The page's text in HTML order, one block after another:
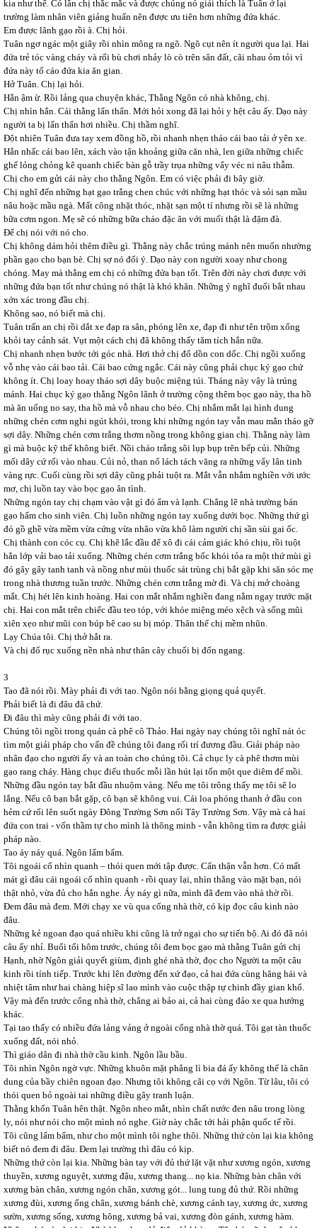
kia như thế. Có lần chị thắc mắc và được chúng nó giải thích là Tuân ở lại
trường làm nhân viên giảng huấn nên được ưu tiên hơn những đứa khác.
Em được lãnh gạo rồi à. Chị hỏi.
Tuân ngơ ngác một giây rồi nhìn mông ra ngõ. Ngõ cụt nên ít người qua lại. Hai
đứa trẻ tóc vàng cháy và rối bù chơi nhảy lò cò trên sân đất, cãi nhau ỏm tỏi vì
đứa này tố cáo đứa kia ăn gian.
Hở Tuân. Chị lại hỏi.
Hắn ậm ừ. Rồi lảng qua chuyện khác, Thằng Ngôn có nhà không, chị.
Chị nhìn hắn. Cái thằng lẩn thẩn. Mới hỏi xong đã lại hỏi y hệt câu ấy. Dạo này
người ta bị lẩn thẩn hơi nhiều. Chị thầm nghĩ.
Đột nhiên Tuân đưa tay xem đồng hồ, rồi nhanh nhẹn tháo cái bao tải ở yên xe.
Hắn nhấc cái bao lên, xách vào tận khoảng giữa căn nhà, len giữa những chiếc
ghế lỏng chỏng kê quanh chiếc bàn gỗ trầy trụa những vẩy véc ni nâu thẫm.
Chị cho em gửi cái này cho thằng Ngôn. Em có việc phải đi bây giờ.
Chị nghĩ đến những hạt gạo trắng chen chúc với những hạt thóc và sỏi sạn mầu
nâu hoặc mầu ngà. Mất công nhặt thóc, nhặt sạn một tí nhưng rồi sẽ là những
bữa cơm ngon. Mẹ sẽ có những bữa cháo đặc ăn với muối thật là đặm đà.
Để chị nói với nó cho.
Chị không dám hỏi thêm điều gì. Thằng này chắc trúng mánh nên muốn nhường
phần gạo cho bạn bè. Chị sợ nó đổi ý. Dạo này con người xoay như chong
chóng. May mà thằng em chị có những đứa bạn tốt. Trên đời này chơi được với
những đứa bạn tốt như chúng nó thật là khó khăn. Những ý nghĩ đuổi bắt nhau
xớn xác trong đầu chị.
Không sao, nó biết mà chị.
Tuân trấn an chị rồi dắt xe đạp ra sân, phóng lên xe, đạp đi như tên trộm xổng
khỏi tay cảnh sát. Vụt một cách chị đã không thấy tăm tích hắn nữa.
Chị nhanh nhẹn bước tới góc nhà. Hơi thở chị đổ dồn con dốc. Chị ngồi xuống
vỗ nhẹ vào cái bao tải. Cái bao cứng ngắc. Cái này cũng phải chục ký gạo chứ
không ít. Chị loay hoay tháo sợi dây buộc miệng túi. Tháng này vậy là trúng
mánh. Hai chục ký gạo thằng Ngôn lãnh ở trường cộng thêm bọc gạo này, tha hồ
mà ăn uống no say, tha hồ mà vỗ nhau cho béo. Chị nhắm mắt lại hình dung
những chén cơm nghi ngút khói, trong khi những ngón tay vẫn mau mắn tháo gỡ
sợi dây. Những chén cơm trắng thơm nồng trong không gian chị. Thằng này làm
gì mà buộc kỹ thế không biết. Nồi cháo trắng sôi lụp bụp trên bếp củi. Những
mối dây cứ rối vào nhau. Củi nỏ, than nổ lách tách văng ra những vẩy lân tinh
vàng rực. Cuối cùng rồi sợi dây cũng phải tuột ra. Mắt vẫn nhắm nghiền với ước
mơ, chị luồn tay vào bọc gạo ân tình.
Những ngón tay chị chạm vào vật gì đó ẩm và lạnh. Chẳng lẽ nhà trường bán
gạo hẩm cho sinh viên. Chị luồn những ngón tay xuống dưới bọc. Những thứ gì
đó gồ ghề vừa mềm vừa cứng vừa nhão vừa khô làm người chị sần sùi gai ốc.
Chị thành con cóc cụ. Chị khẽ lắc đầu để xô đi cái cảm giác khó chịu, rồi tuột
hẳn lớp vải bao tải xuống. Những chén cơm trắng bốc khói tỏa ra một thứ mùi gì
đó gây gây tanh tanh và nồng như mùi thuốc sát trùng chị bắt gặp khi săn sóc mẹ
trong nhà thương tuần trước. Những chén cơm trắng mờ đi. Và chị mở choàng
mắt. Chị hét lên kinh hoàng. Hai con mắt nhắm nghiền đang nằm ngay trước mặt
chị. Hai con mắt trên chiếc đầu teo tóp, với khóe miệng méo xệch và sống mũi
xiên xẹo như mũi con búp bê cao su bị móp. Thân thể chị mềm nhũn.
Lạy Chúa tôi. Chị thở hắt ra.
Và chị đổ rục xuống nền nhà như thân cây chuối bị đốn ngang.
3
Tao đã nói rồi. Mày phải đi với tao. Ngôn nói bằng giọng quả quyết.
Phải biết là đi đâu đã chứ.
Đi đâu thì mày cũng phải đi với tao.
Chúng tôi ngồi trong quán cà phê cô Thảo. Hai ngày nay chúng tôi nghĩ nát óc
tìm một giải pháp cho vấn đề chúng tôi đang rối trí đương đầu. Giải pháp nào
nhân đạo cho người ấy và an toàn cho chúng tôi. Cả chục ly cà phê thơm mùi
gạo rang cháy. Hàng chục điếu thuốc mỗi lần hút lại tốn một que diêm để mồi.
Những đầu ngón tay bắt đầu nhuộm vàng. Nếu mẹ tôi trông thấy mẹ tôi sẽ lo
lắng. Nếu cô bạn bắt gặp, cô bạn sẽ không vui. Cái loa phóng thanh ở đầu con
hẻm cứ rối lên suốt ngày Đông Trường Sơn nối Tây Trường Sơn. Vậy mà cả hai
đứa con trai - vốn thầm tự cho mình là thông minh - vẫn không tìm ra được giải
pháp nào.
Tao áy náy quá. Ngôn lẩm bẩm.
Tôi ngoái cổ nhìn quanh – thói quen mới tập được. Cẩn thận vẫn hơn. Có mất
mát gì đâu cái ngoái cổ nhìn quanh - rồi quay lại, nhìn thẳng vào mặt bạn, nói
thật nhỏ, vừa đủ cho hắn nghe. Áy náy gì nữa, mình đã đem vào nhà thờ rồi.
Đem đâu mà đem. Mới chạy xe vù qua cổng nhà thờ, có kịp đọc câu kinh nào
đâu.
Những kẻ ngoan đạo quá nhiều khi cũng là trở ngại cho sự tiến bộ. Ai đó đã nói
câu ấy nhỉ. Buổi tối hôm trước, chúng tôi đem bọc gạo mà thằng Tuân gửi chị
Hạnh, nhờ Ngôn giải quyết giùm, định ghé nhà thờ, đọc cho Người ta một câu
kinh rồi tính tiếp. Trước khi lên đường đến xứ đạo, cả hai đứa cùng hăng hái và
nhiệt tâm như hai chàng hiệp sĩ lao mình vào cuộc thập tự chinh đầy gian khổ.
Vậy mà đến trước cổng nhà thờ, chẳng ai bảo ai, cả hai cùng đảo xe qua hướng
khác.
Tại tao thấy có nhiều đứa lảng vảng ở ngoài cổng nhà thờ quá. Tôi gạt tàn thuốc
xuống đất, nói nhỏ.
Thì giáo dân đi nhà thờ cầu kinh. Ngôn lầu bầu.
Tôi nhìn Ngôn ngờ vực. Những khuôn mặt phẳng lì bia đá ấy không thể là chân
dung của bầy chiên ngoan đạo. Nhưng tôi không cãi cọ với Ngôn. Từ lâu, tôi có
thói quen bỏ ngoài tai những điều gây tranh luận.
Thằng khốn Tuân hên thật. Ngôn nheo mắt, nhìn chất nước đen nâu trong lòng
ly, nói như nói cho một mình nó nghe. Giờ này chắc tới hải phận quốc tế rồi.
Tôi cũng lẩm bẩm, như cho một mình tôi nghe thôi. Những thứ còn lại kia không
biết nó đem đi đâu. Đem lại trường thì đâu có kịp.
Những thứ còn lại kia. Những bàn tay với đủ thứ lặt vặt như xương ngón, xương
thuyền, xương nguyệt, xương đậu, xương thang... nọ kia. Những bàn chân với
xương bàn chân, xương ngón chân, xương gót... lung tung đủ thứ. Rồi những
xương đùi, xương ống chân, xương bánh chè, xương cánh tay, xương ức, xương
sườn, xương sống, xương hông, xương bả vai, xương đòn gánh, xương hàm.